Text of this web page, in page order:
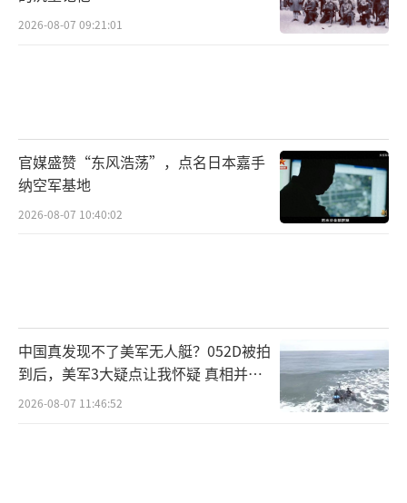
2026-08-07 09:21:01
官媒盛赞“东风浩荡”，点名日本嘉手
纳空军基地
2026-08-07 10:40:02
中国真发现不了美军无人艇？052D被拍
到后，美军3大疑点让我怀疑 真相并非
如此
2026-08-07 11:46:52